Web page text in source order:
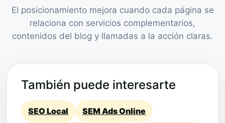
El posicionamiento mejora cuando cada página se
relaciona con servicios complementarios,
contenidos del blog y llamadas a la acción claras.
También puede interesarte
SEO Local SEM Ads Online